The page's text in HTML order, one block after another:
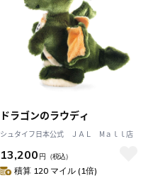
ドラゴンのラウディ
シュタイフ日本公式 ＪＡＬ Mａｌｌ店
13,200 円 （税込）
積算 120 マイル (1倍)